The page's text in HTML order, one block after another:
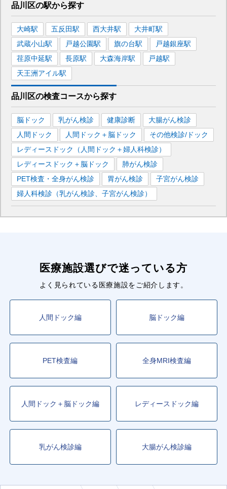
品川区の駅から探す
大崎駅 五反田駅 西大井駅 大井町駅
武蔵小山駅 戸越公園駅 旗の台駅 戸越銀座駅
荏原中延駅 長原駅 大森海岸駅 戸越駅
天王洲アイル駅
品川区の検査コースから探す
脳ドック 乳がん検診 健康診断
大腸がん検診
人間ドック
人間ドック＋脳ドック
その他検診/ドック
レディースドック（人間ドック＋婦人科検診）
レディースドック＋脳ドック
肺がん検診
PET検査・全身がん検診
胃がん検診
子宮がん検診
婦人科検診（乳がん検診、子宮がん検診）
医療施設選びで迷っている方
よく見られている医療施設をご紹介します。
人間ドック編 脳ドック編
PET検査編 全身MRI検査編
人間ドック＋脳ドック編 レディースドック編
乳がん検診編 大腸がん検診編